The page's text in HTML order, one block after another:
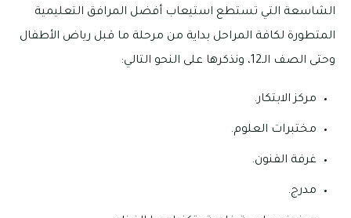
الشاسعة التي تستطع استيعاب أفضل المرافق التعليمية
المتطورة لكافة المراحل بداية من مرحلة ما قبل رياض الأطفال
وحتى الصف الـ12، ونذكرها على النحو التالي:
مركز الابتكار.
مختبرات العلوم.
غرفة الفنون.
مدرج.